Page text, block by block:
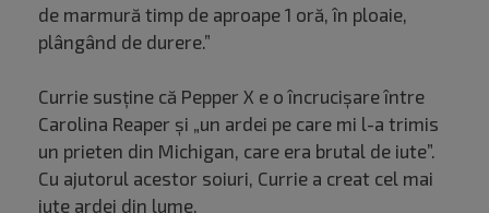
de marmură timp de aproape 1 oră, în ploaie,
plângând de durere.”
Currie susține că Pepper X e o încrucișare între
Carolina Reaper și „un ardei pe care mi l-a trimis
un prieten din Michigan, care era brutal de iute”.
Cu ajutorul acestor soiuri, Currie a creat cel mai
iute ardei din lume.